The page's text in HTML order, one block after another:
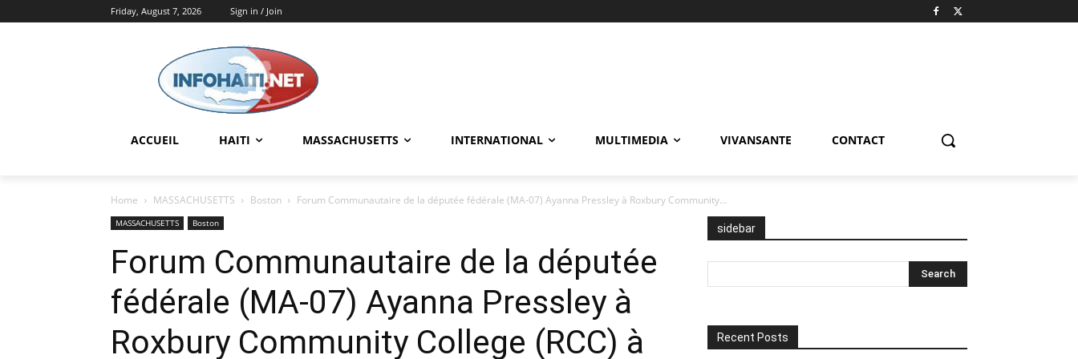
Friday, August 7, 2026 Sign in / Join
ACCUEIL HAITI MASSACHUSETTS INTERNATIONAL MULTIMEDIA VIVANSANTE CONTACT
Home MASSACHUSETTS Boston Forum Communautaire de la députée fédérale (MA-07) Ayanna Pressley à Roxbury Community...
MASSACHUSETTS Boston
Forum Communautaire de la députée
fédérale (MA-07) Ayanna Pressley à
Roxbury Community College (RCC) à
sidebar
Recent Posts